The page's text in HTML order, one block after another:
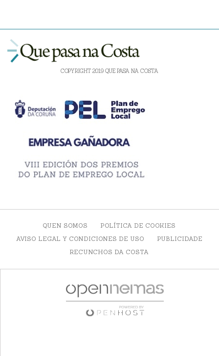
COPYRIGHT 2019 QUE PASA NA COSTA
QUEN SOMOS
POLÍTICA DE COOKIES
AVISO LEGAL Y CONDICIONES DE USO
PUBLICIDADE
RECUNCHOS DA COSTA